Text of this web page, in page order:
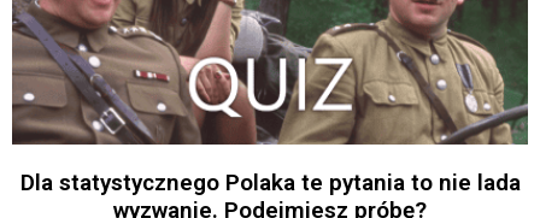
Dla statystycznego Polaka te pytania to nie lada
wyzwanie. Podejmiesz próbę?